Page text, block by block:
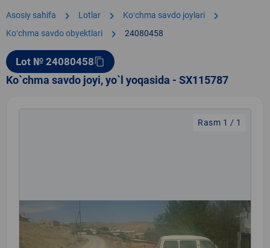
Asosiy sahifa chevron_right Lotlar chevron_right Koʻchma savdo joylari chevron_right
Koʻchma savdo obyektlari chevron_right 24080458
Lot № 24080458content_copy
Ko`chma savdo joyi, yo`l yoqasida - SX115787
Rasm 1 / 1